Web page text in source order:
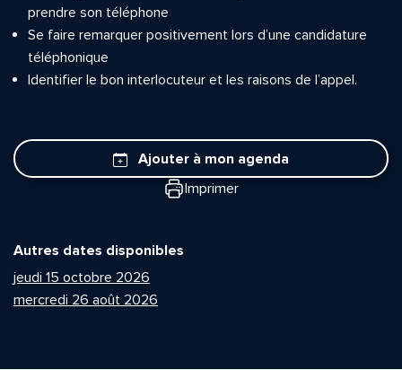
prendre son téléphone
Se faire remarquer positivement lors d’une candidature
téléphonique
Identifier le bon interlocuteur et les raisons de l’appel.
Ajouter à mon agenda
Imprimer
Autres dates disponibles
jeudi 15 octobre 2026
mercredi 26 août 2026